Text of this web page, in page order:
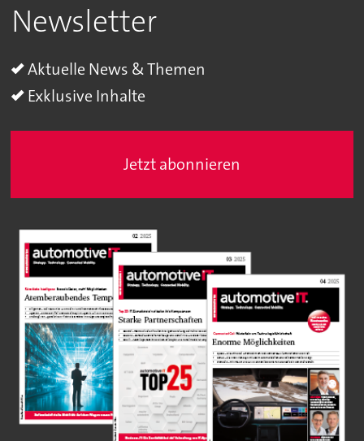
Newsletter
Aktuelle News & Themen
Exklusive Inhalte
Jetzt abonnieren